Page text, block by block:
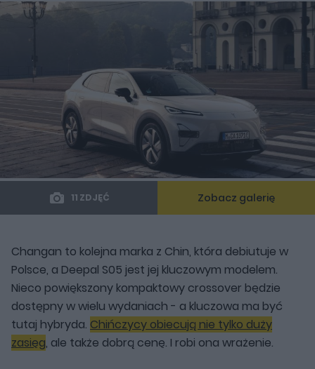
11 ZDJĘĆ Zobacz galerię
Changan to kolejna marka z Chin, która debiutuje w
Polsce, a Deepal S05 jest jej kluczowym modelem.
Nieco powiększony kompaktowy crossover będzie
dostępny w wielu wydaniach - a kluczowa ma być
tutaj hybryda. Chińczycy obiecują nie tylko duży
zasięg, ale także dobrą cenę. I robi ona wrażenie.